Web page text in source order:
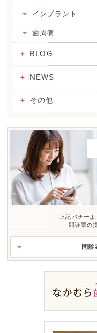
インプラント
歯周病
BLOG
NEWS
その他
上記バナーよ
問診票の
問診